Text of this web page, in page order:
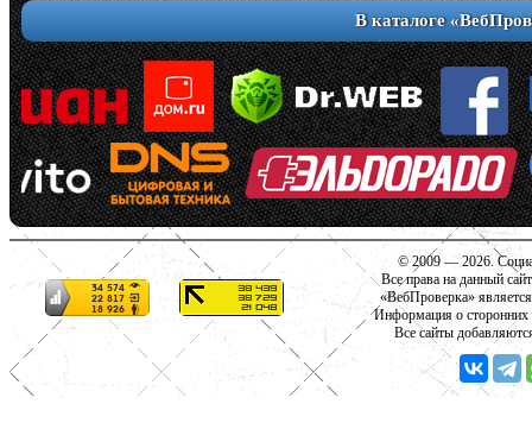
В каталоге
© 2009 — 2026.
Все права на данный
«ВебПроверка»
Информация о сторонних
Все сайты